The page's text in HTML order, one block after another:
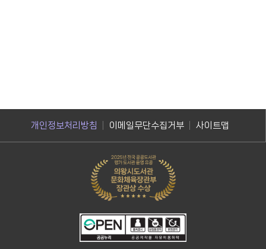
개인정보처리방침 이메일무단수집거부 사이트맵